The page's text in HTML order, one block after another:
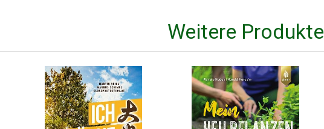
Weitere Produkte